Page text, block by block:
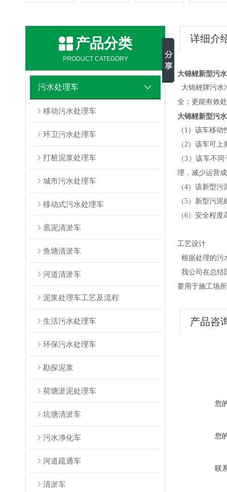
产品分类
PRODUCT CATEGORY
污水处理车
移动污水处理车
环卫污水处理车
打桩泥浆处理车
城市污水处理车
移动式污水处理车
底泥清淤车
鱼塘清淤车
河道清淤车
泥浆处理车工艺及流程
生活污水处理车
环保污水处理车
勘探泥浆
荷塘淤泥处理车
坑塘清淤车
污水净化车
河道疏通车
清淤车
详细介
大锦鲤新型污
大锦鲤牌污水
全；更能有效
大锦鲤新型污
（1） 该车移动
（2） 该车可上
（3）该车不同
理，减少运营
（4） 该新型污
（5）新型污
（6）安全程
工艺设计
根据处理的污
我公司在总结
要用于施工场
产品咨
您
您
联